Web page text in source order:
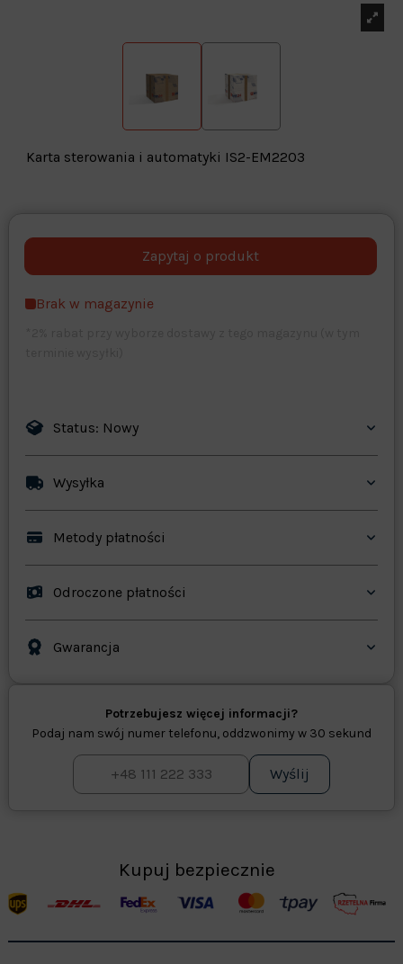
Karta sterowania i automatyki IS2-EM2203
opcjonalne Maks. 250 znaków
Brak w magazynie
Status: Nowy
Wysyłka
Metody płatności
Odroczone płatności
Gwarancja
Potrzebujesz więcej informacji?
Podaj nam swój numer telefonu, oddzwonimy w 30 sekund
Wyślij
Kupuj bezpiecznie